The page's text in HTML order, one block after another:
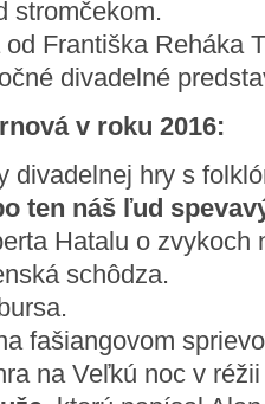
stromčekom.
od Františka Reháka
divadelné
v roku 2016:
divadelnej hry s
ten náš ľud
Hatalu o zvykoch
schôdza.
fašiangovom
na Veľkú noc v